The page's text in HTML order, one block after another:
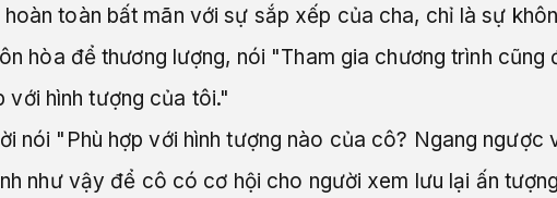
toàn bất mãn với sự sắp xếp của cha, chỉ là sự
hòa để thương lượng, nói "Tham gia chương trình cũng
với hình tượng của tôi."
nói "Phù hợp với hình tượng nào của cô? Ngang ngược
như vậy để cô có cơ hội cho người xem lưu lại ấn